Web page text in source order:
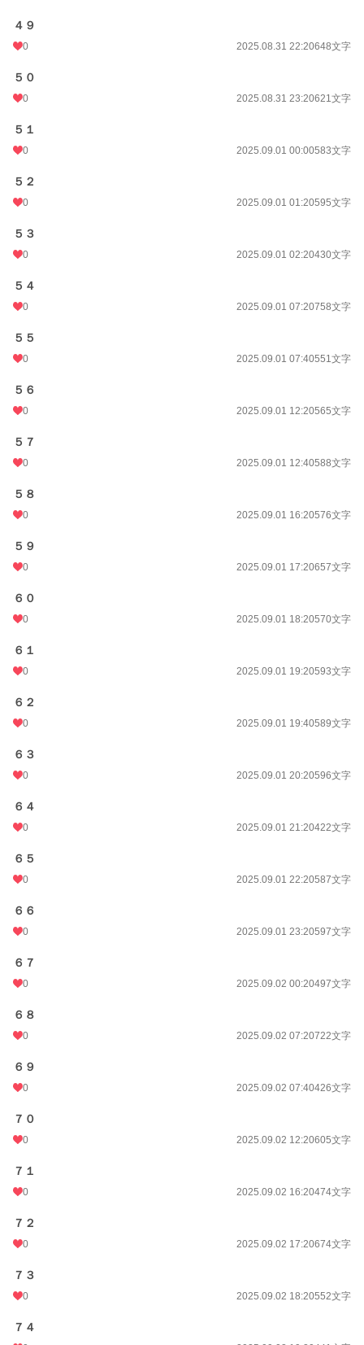
４９
0 2025.08.31 22:20648文字
５０
0 2025.08.31 23:20621文字
５１
0 2025.09.01 00:00583文字
５２
0 2025.09.01 01:20595文字
５３
0 2025.09.01 02:20430文字
５４
0 2025.09.01 07:20758文字
５５
0 2025.09.01 07:40551文字
５６
0 2025.09.01 12:20565文字
５７
0 2025.09.01 12:40588文字
５８
0 2025.09.01 16:20576文字
５９
0 2025.09.01 17:20657文字
６０
0 2025.09.01 18:20570文字
６１
0 2025.09.01 19:20593文字
６２
0 2025.09.01 19:40589文字
６３
0 2025.09.01 20:20596文字
６４
0 2025.09.01 21:20422文字
６５
0 2025.09.01 22:20587文字
６６
0 2025.09.01 23:20597文字
６７
0 2025.09.02 00:20497文字
６８
0 2025.09.02 07:20722文字
６９
0 2025.09.02 07:40426文字
７０
0 2025.09.02 12:20605文字
７１
0 2025.09.02 16:20474文字
７２
0 2025.09.02 17:20674文字
７３
0 2025.09.02 18:20552文字
７４